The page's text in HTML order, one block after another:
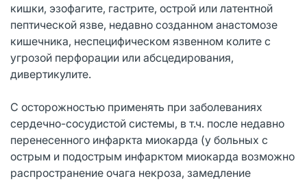
кишки, эзофагите, гастрите, острой или латентной
пептической язве, недавно созданном анастомозе
кишечника, неспецифическом язвенном колите с
угрозой перфорации или абсцедирования,
дивертикулите.
С осторожностью применять при заболеваниях
сердечно-сосудистой системы, в т.ч. после недавно
перенесенного инфаркта миокарда (у больных с
острым и подострым инфарктом миокарда возможно
распространение очага некроза, замедление